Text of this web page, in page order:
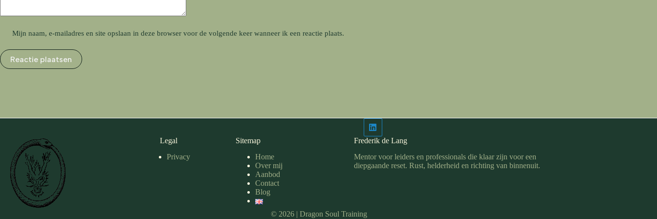
Mijn naam, e-mailadres en site opslaan in deze browser voor de volgende keer wanneer ik een reactie plaats.
Reactie plaatsen
Legal
Privacy
Sitemap
Home
Over mij
Aanbod
Contact
Blog
Frederik de Lang
Mentor voor leiders en professionals die klaar zijn voor een
diepgaande reset. Rust, helderheid en richting van binnenuit.
© 2026 | Dragon Soul Training